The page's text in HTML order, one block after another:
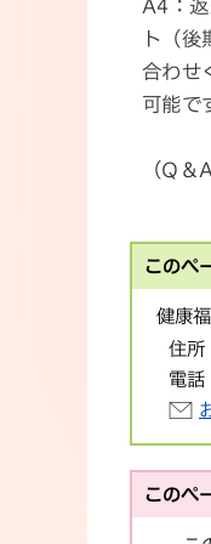
A4：
ト（
合わせ
可能で
（Q＆
このペ
健康
住所
電話
このペ